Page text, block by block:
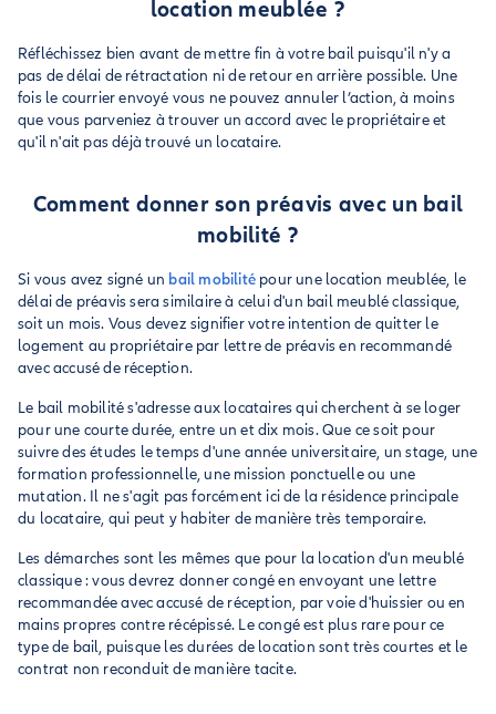
location meublée ?
Réfléchissez bien avant de mettre fin à votre bail puisqu'il n'y a
pas de délai de rétractation ni de retour en arrière possible. Une
fois le courrier envoyé vous ne pouvez annuler l’action, à moins
que vous parveniez à trouver un accord avec le propriétaire et
qu'il n'ait pas déjà trouvé un locataire.
Comment donner son préavis avec un bail
mobilité ?
Si vous avez signé un bail mobilité pour une location meublée, le
délai de préavis sera similaire à celui d'un bail meublé classique,
soit un mois. Vous devez signifier votre intention de quitter le
logement au propriétaire par lettre de préavis en recommandé
avec accusé de réception.
Le bail mobilité s'adresse aux locataires qui cherchent à se loger
pour une courte durée, entre un et dix mois. Que ce soit pour
suivre des études le temps d'une année universitaire, un stage, une
formation professionnelle, une mission ponctuelle ou une
mutation. Il ne s'agit pas forcément ici de la résidence principale
du locataire, qui peut y habiter de manière très temporaire.
Les démarches sont les mêmes que pour la location d'un meublé
classique : vous devrez donner congé en envoyant une lettre
recommandée avec accusé de réception, par voie d'huissier ou en
mains propres contre récépissé. Le congé est plus rare pour ce
type de bail, puisque les durées de location sont très courtes et le
contrat non reconduit de manière tacite.